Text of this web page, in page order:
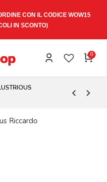
CON IL CODICE WOW15
IN SCONTO)
0